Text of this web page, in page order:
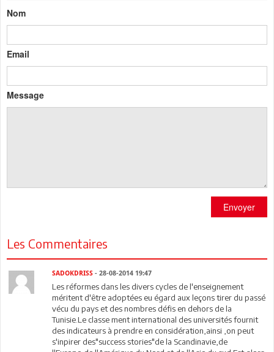
Nom
Email
Message
Envoyer
Les Commentaires
SADOKDRISS - 28-08-2014 19:47
Les réformes dans les divers cycles de l'enseignement
méritent d'être adoptées eu égard aux leçons tirer du passé
vécu du pays et des nombres défis en dehors de la
Tunisie.Le classe ment international des universités fournit
des indicateurs à prendre en considération,ainsi ,on peut
s'inpirer des"success stories"de la Scandinavie,de